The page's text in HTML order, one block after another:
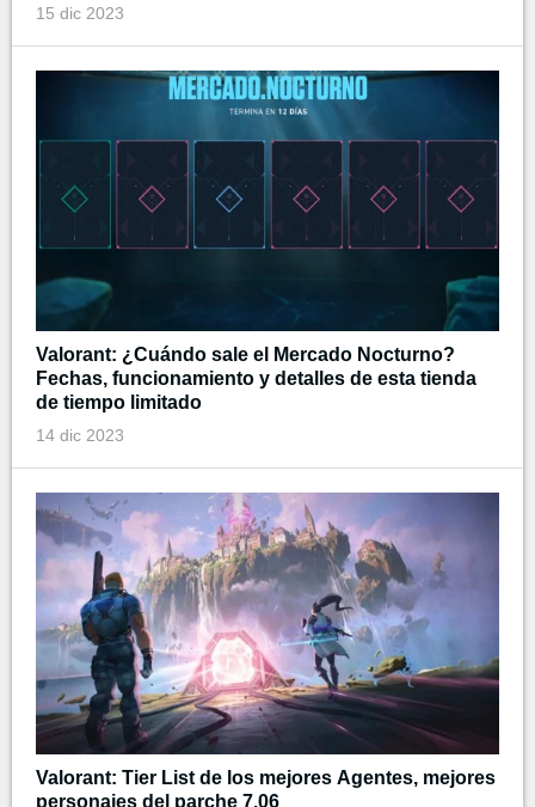
15 dic 2023
Valorant: ¿Cuándo sale el Mercado Nocturno?
Fechas, funcionamiento y detalles de esta tienda
de tiempo limitado
14 dic 2023
Valorant: Tier List de los mejores Agentes, mejores
personajes del parche 7.06